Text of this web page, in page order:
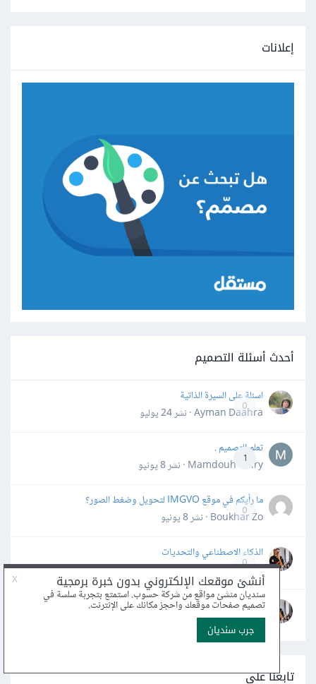
إعلانات
أحدث أسئلة التصميم
0
اسئلة على السيرة الذاتية
Ayman Daahra · نشر
24 يوليو
1
تعلم التصميم .
Mamdouh Khiry · نشر
8 يونيو
0
ما رأيكم في موقع IMGVO لتحويل وضغط الصور؟
Boukhar Zo · نشر
8 يونيو
0
الذكاء الاصطناعي والتحديات
Muzammil Ahmed2 · نشر
30 مايو
سؤال تصميمي
Muzammil Ahmed2 · نشر
تابعنا على